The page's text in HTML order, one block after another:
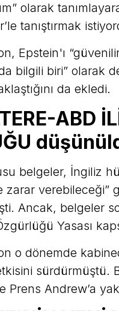
olarak
tanıştırmak
Epstein'ı
bilgili biri” olarak
da ekledi.
ABD
belgeler, İngiliz
zarar verebileceği”
Ancak, belgeler
Yasası
o dönemde
sürdürmüştü.
Prens Andrew’a